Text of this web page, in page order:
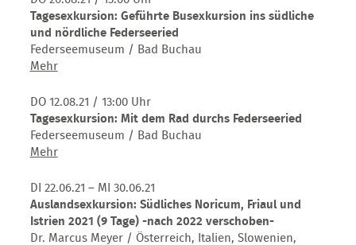
Schatzkammer
der
Geschichte
(8
-
voraussichtlich
Tagesexkursion: Geführte Busexkursion ins südliche
und nördliche Federseeried
Federseemuseum / Bad Buchau
MehrTagesexkursion:
Busexkursion
ins
südliche
und
Federseeried
DO 12.08.21 / 13:00 Uhr
Tagesexkursion: Mit dem Rad durchs Federseeried
Federseemuseum / Bad Buchau
MehrTagesexkursion:
dem
Rad
durchs
Federseeried
DI 22.06.21 – MI 30.06.21
Auslandsexkursion: Südliches Noricum, Friaul und
Istrien 2021 (9 Tage) -nach 2022 verschoben-
Dr. Marcus Meyer / Österreich, Italien, Slowenien,